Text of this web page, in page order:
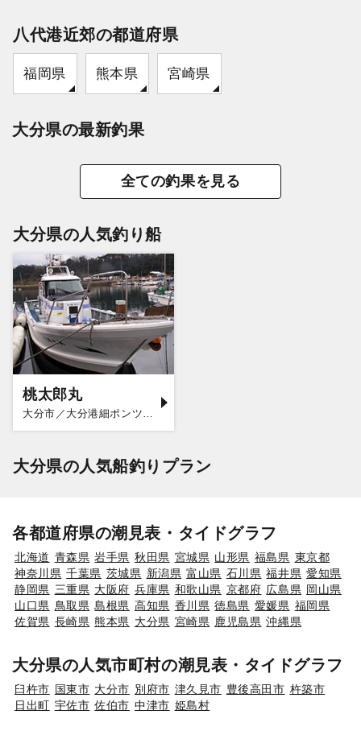
八代港近郊の都道府県
福岡県 熊本県 宮崎県
大分県の最新釣果
全ての釣果を見る
大分県の人気釣り船
桃太郎丸
大分県の人気船釣りプラン
各都道府県の潮見表・タイドグラフ
北海道 青森県 岩手県 秋田県 宮城県 山形県 福島県 東京都
神奈川県 千葉県 茨城県 新潟県 富山県 石川県 福井県 愛知県
静岡県 三重県 大阪府 兵庫県 和歌山県 京都府 広島県 岡山県
山口県 鳥取県 島根県 高知県 香川県 徳島県 愛媛県 福岡県
佐賀県 長崎県 熊本県 大分県 宮崎県 鹿児島県 沖縄県
大分県の人気市町村の潮見表・タイドグラフ
臼杵市 国東市 大分市 別府市 津久見市 豊後高田市 杵築市
日出町 宇佐市 佐伯市 中津市 姫島村